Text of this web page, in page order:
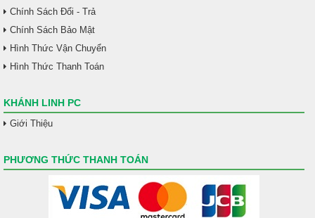
Chính Sách Đổi - Trả
Chính Sách Bảo Mật
Hình Thức Vận Chuyển
Hình Thức Thanh Toán
KHÁNH LINH PC
Giới Thiệu
PHƯƠNG THỨC THANH TOÁN